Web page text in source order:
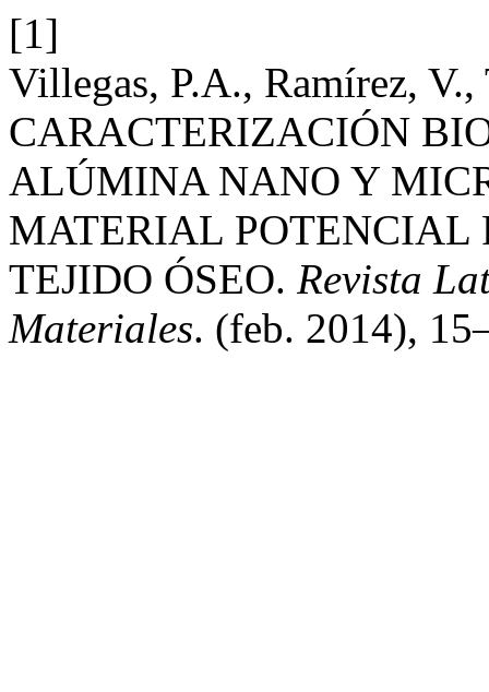
[1]
Villegas, P.A., Ramírez,
CARACTERIZACIÓN
ALÚMINA NANO Y
MATERIAL POTENCIAL
TEJIDO ÓSEO. Revista
Materiales. (feb. 2014),